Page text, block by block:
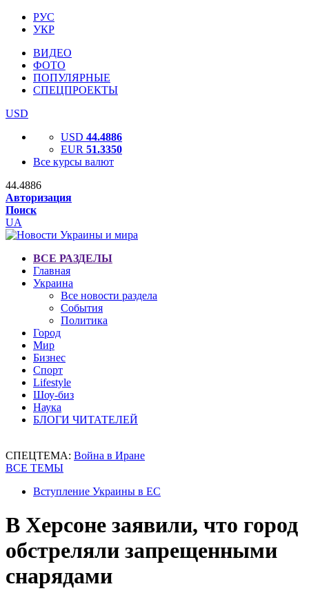
РУС
УКР
ВИДЕО
ФОТО
ПОПУЛЯРНЫЕ
СПЕЦПРОЕКТЫ
USD
USD 44.4886
EUR 51.3350
Все курсы валют
44.4886
Авторизация
Поиск
UA
ВСЕ РАЗДЕЛЫ
Главная
Украина
Все новости раздела
События
Политика
Город
Мир
Бизнес
Спорт
Lifestyle
Шоу-биз
Наука
БЛОГИ ЧИТАТЕЛЕЙ
СПЕЦТЕМА: Война в Иране
ВСЕ ТЕМЫ
Вступление Украины в ЕС
В Херсоне заявили, что город
обстреляли запрещенными
снарядами